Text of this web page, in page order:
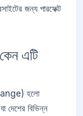
জন্য পারফেক্ট
এটি
হলো
দেশের বিভিন্ন